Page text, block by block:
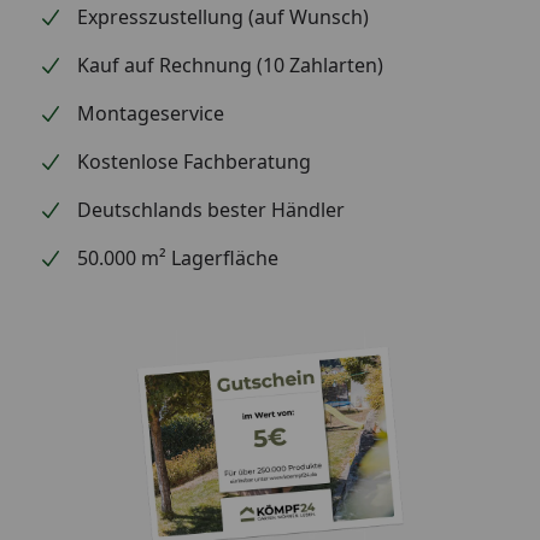
dz LED Zaunbeleuchtung Erdkabel
Optional
dz LED Zaunbeleuchtung WLAN-Modul
Expresszustellung (auf Wunsch)
Kauf auf Rechnung (10 Zahlarten)
Montageservice
Kostenlose Fachberatung
Deutschlands bester Händler
50.000 m² Lagerfläche